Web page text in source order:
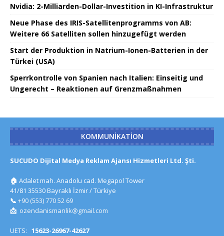
Nvidia: 2-Milliarden-Dollar-Investition in KI-Infrastruktur
Neue Phase des IRIS-Satellitenprogramms von AB:
Weitere 66 Satelliten sollen hinzugefügt werden
Start der Produktion in Natrium-Ionen-Batterien in der
Türkei (USA)
Sperrkontrolle von Spanien nach Italien: Einseitig und
Ungerecht – Reaktionen auf Grenzmaßnahmen
KOMMUNIKATION
SUCUDO Dijital Medya Reklam Ajansı Hizmetleri Ltd. Şti.
🏠 Adalet mah. Anadolu cad. Megapol Tower
41/81 35530 Bayraklı İzmir / Türkiye
📞 +90 (553) 770 52 69
📩 ozendanismanlik@gmail.com
UETS: 15623-26967-42627